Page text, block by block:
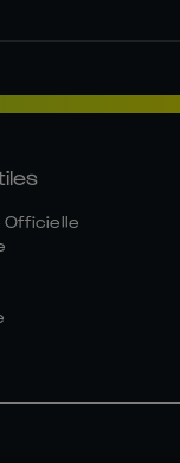
Officielle